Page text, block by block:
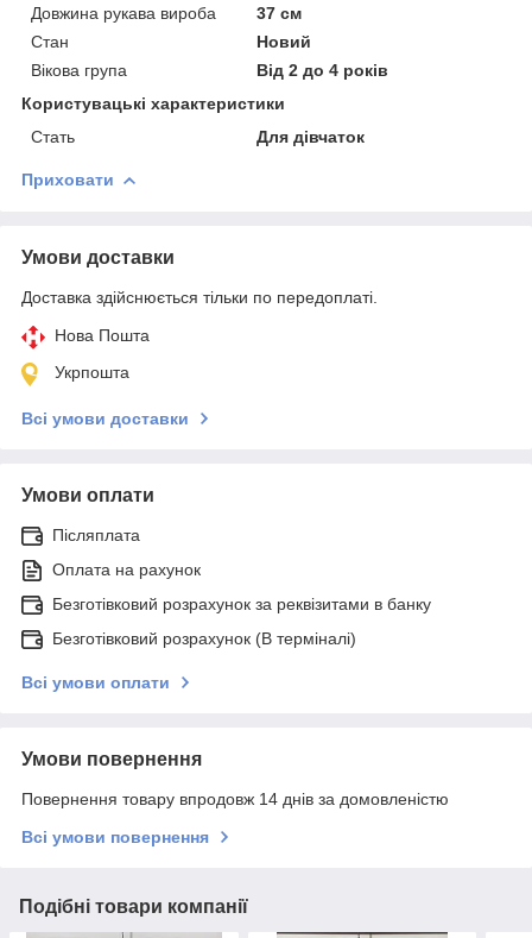
Довжина рукава вироба
37 см
Стан
Новий
Вікова група
Від 2 до 4 років
Користувацькi характеристики
Стать
Для дівчаток
Приховати
Умови доставки
Доставка здійснюється тільки по передоплаті.
Нова Пошта
Укрпошта
Всі умови доставки
Умови оплати
Післяплата
Оплата на рахунок
Безготівковий розрахунок за реквізитами в банку
Безготівковий розрахунок (В терміналі)
Всі умови оплати
Умови повернення
Повернення товару впродовж 14 днів за домовленістю
Всі умови повернення
Подібні товари компанії